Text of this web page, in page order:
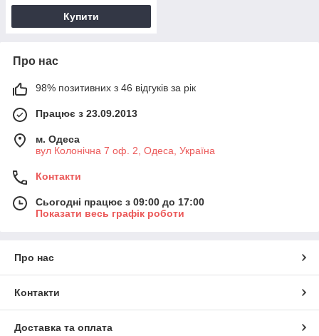
Купити
Про нас
98% позитивних з 46 відгуків за рік
Працює з 23.09.2013
м. Одеса
вул Колонічна 7 оф. 2, Одеса, Україна
Контакти
Сьогодні працює з 09:00 до 17:00
Показати весь графік роботи
Про нас
Контакти
Доставка та оплата